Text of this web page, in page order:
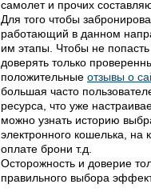
самолет и прочих
Для того чтобы
работающий в данном
им этапы. Чтобы не
доверять только
положительные отзывы о
большая часто
ресурса, что уже
можно узнать историю
электронного кошелька, на
оплате брони т.д.
Осторожность и доверие
правильного выбора